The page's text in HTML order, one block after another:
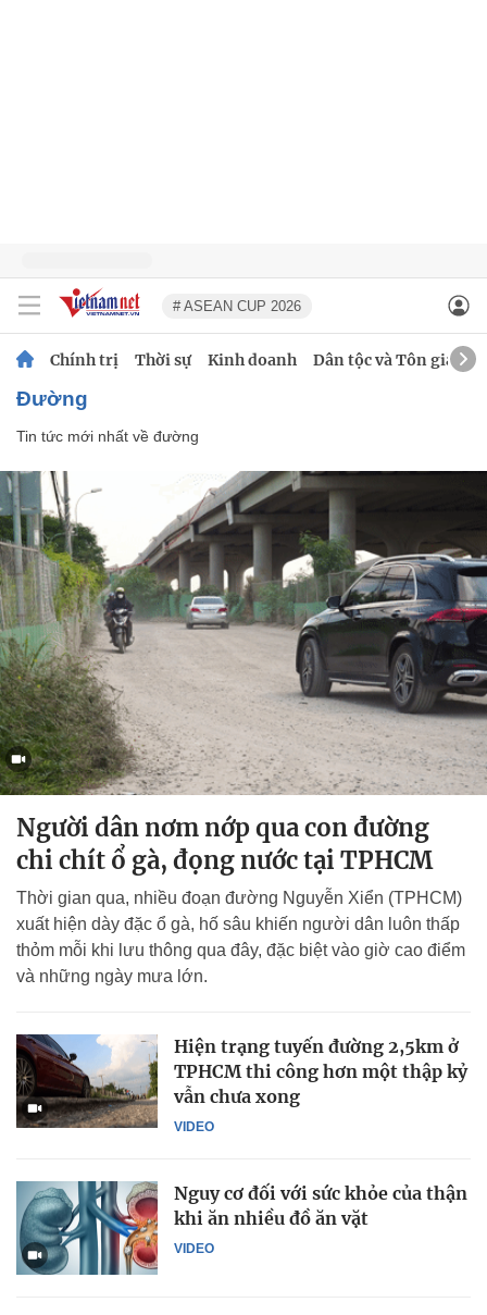
# ASEAN CUP 2026
Chính trị Thời sự Kinh doanh Dân tộc và Tôn giáo
đường
Tin tức mới nhất về đường
Người dân nơm nớp qua con đường
chi chít ổ gà, đọng nước tại TPHCM
Thời gian qua, nhiều đoạn đường Nguyễn Xiển (TPHCM)
xuất hiện dày đặc ổ gà, hố sâu khiến người dân luôn thấp
thỏm mỗi khi lưu thông qua đây, đặc biệt vào giờ cao điểm
và những ngày mưa lớn.
VIDEO
Hiện trạng tuyến đường 2,5km ở
TPHCM thi công hơn một thập kỷ
vẫn chưa xong
VIDEO
Nguy cơ đối với sức khỏe của thận
khi ăn nhiều đồ ăn vặt